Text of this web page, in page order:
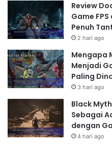
Review
Game
Penuh
2 hari ago
Mengapa
Menjadi
Paling
3 hari ago
Black
Sebagai
dengan
4 hari ago